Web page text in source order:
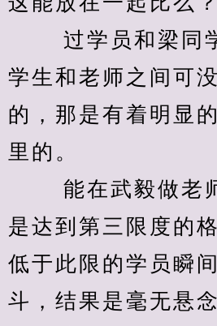
过学员和梁同学
学生和老师之间可
的，那是有着明显
里的。
能在武毅做老师
是达到第三限度的
低于此限的学员瞬
斗，结果是毫无悬念